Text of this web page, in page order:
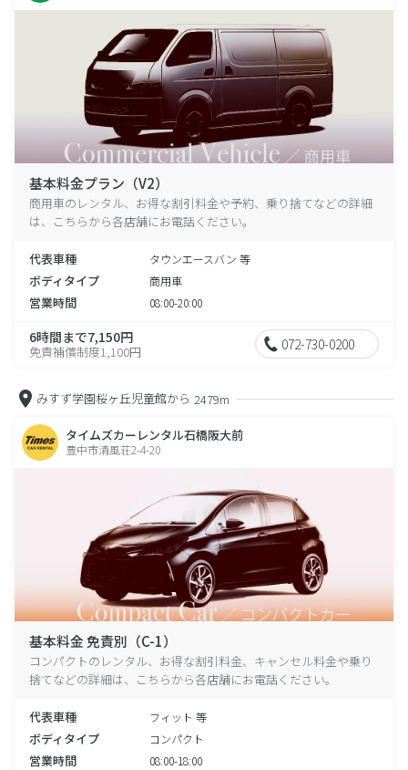
基本料金プラン（V2）
商用車のレンタル、お得な割引料金や予約、乗り捨てなどの詳細
は、こちらから各店舗にお電話ください。
代表車種 タウンエースバン 等
ボディタイプ 商用車
営業時間 08:00-20:00
6時間まで7,150円
免責補償制度1,100円 072-730-0200
みすず学園桜ヶ丘児童館から 2479m
タイムズカーレンタル石橋阪大前
豊中市清風荘2-4-20
基本料金 免責別（C-1）
コンパクトのレンタル、お得な割引料金、キャンセル料金や乗り
捨てなどの詳細は、こちらから各店舗にお電話ください。
代表車種 フィット 等
ボディタイプ コンパクト
営業時間 08:00-18:00